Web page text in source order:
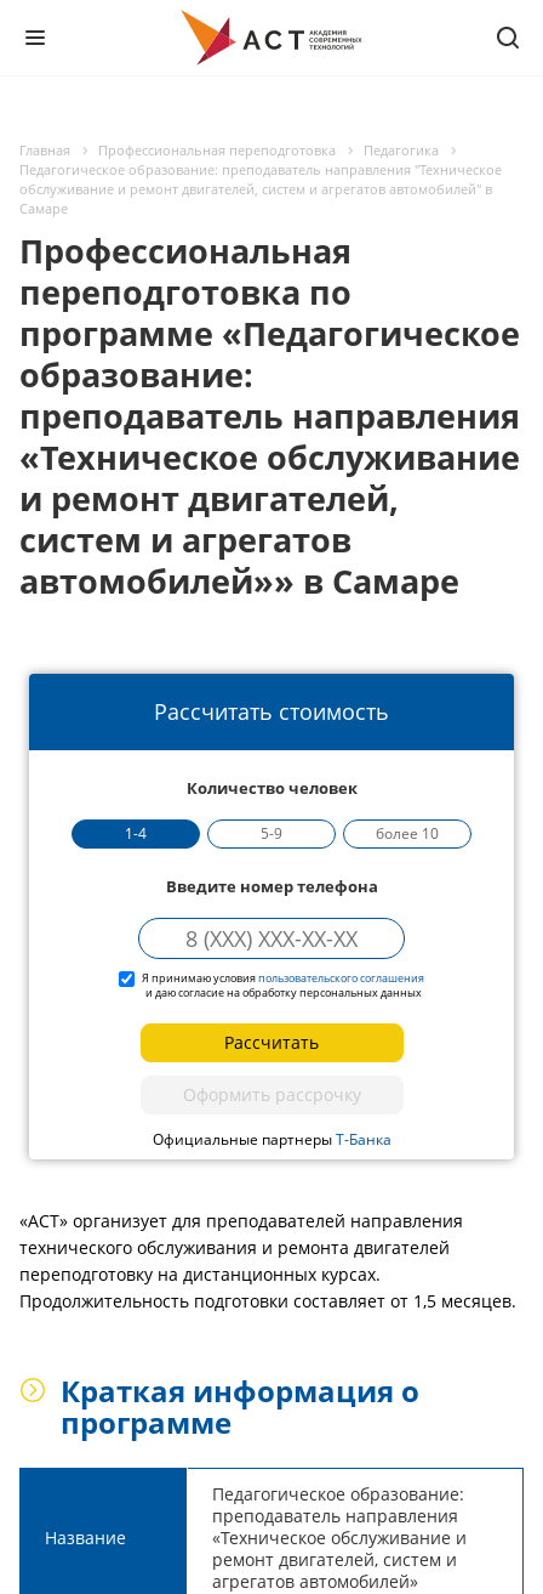
Главная Профессиональная переподготовка
Педагогика
Педагогическое образование: преподаватель направления "Техническое
обслуживание и ремонт двигателей, систем и агрегатов автомобилей" в
Самаре
Профессиональная
переподготовка по
программе «Педагогическое
образование:
преподаватель направления
«Техническое обслуживание
и ремонт двигателей,
систем и агрегатов
автомобилей»» в Самаре
Рассчитать стоимость
Количество человек
1-4 5-9 более 10
Введите номер телефона
Я принимаю условияпользовательского соглашения
и даю согласие на обработку персональных данных
Рассчитать
Оформить рассрочку
Официальные партнерыТ-Банка
«АСТ» организует для преподавателей направления
технического обслуживания и ремонта двигателей
переподготовку на дистанционных курсах.
Продолжительность подготовки составляет от 1,5 месяцев.
Краткая информация о
программе
Название
Педагогическое образование:
преподаватель направления
«Техническое обслуживание и
ремонт двигателей, систем и
агрегатов автомобилей»